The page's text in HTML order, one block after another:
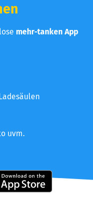
mehr-tanken App
uvm.